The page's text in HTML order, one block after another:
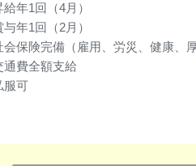
給年1回（4月）
与年1回（2月）
会保険完備（雇用、労災、健康、
通費全額支給
服可